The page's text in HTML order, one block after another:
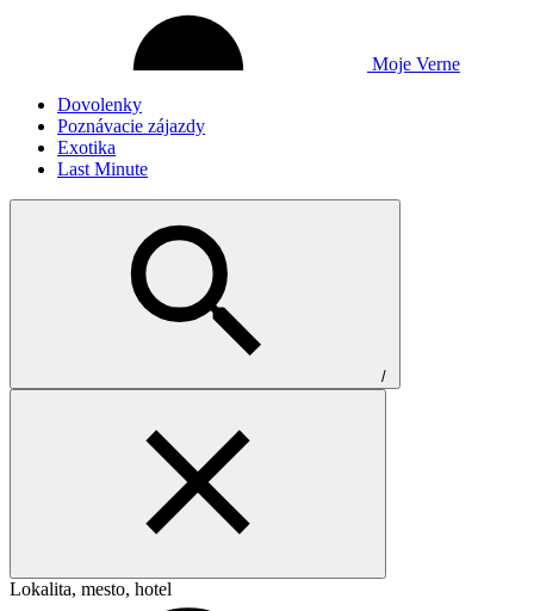
Moje Verne
Dovolenky
Poznávacie zájazdy
Exotika
Last Minute
/
Lokalita, mesto, hotel